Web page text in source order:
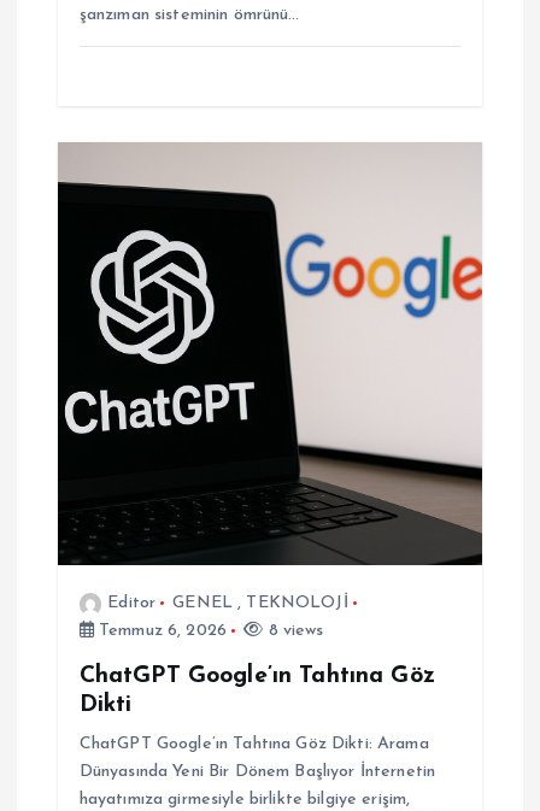
şanzıman sisteminin ömrünü…
Editor GENEL, TEKNOLOJİ
Temmuz 6, 2026
8 views
ChatGPT Google’ın Tahtına Göz
Dikti
ChatGPT Google’ın Tahtına Göz Dikti: Arama
Dünyasında Yeni Bir Dönem Başlıyor İnternetin
hayatımıza girmesiyle birlikte bilgiye erişim,